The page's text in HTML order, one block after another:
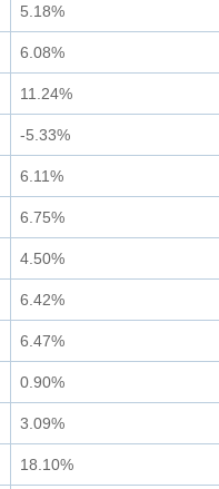
5.18%
6.08%
11.24%
-5.33%
6.11%
6.75%
4.50%
6.42%
6.47%
0.90%
3.09%
18.10%